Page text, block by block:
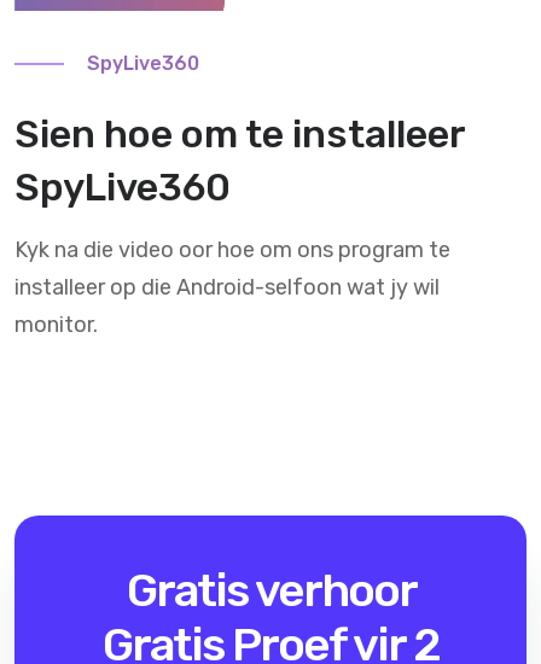
SpyLive360
Sien hoe om te installeer
SpyLive360
Kyk na die video oor hoe om ons program te
installeer op die Android-selfoon wat jy wil
monitor.
Gratis verhoor
Gratis Proef vir 2